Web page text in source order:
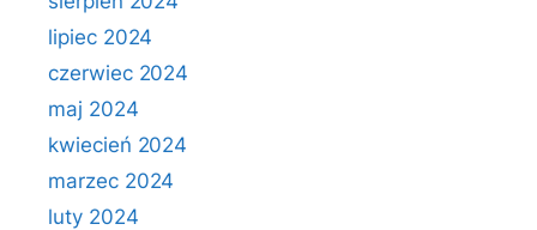
lipiec 2024
czerwiec 2024
maj 2024
kwiecień 2024
marzec 2024
luty 2024